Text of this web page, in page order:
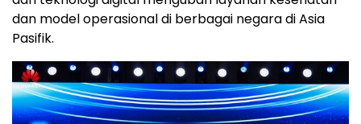
dan model operasional di berbagai negara di Asia
Pasifik.